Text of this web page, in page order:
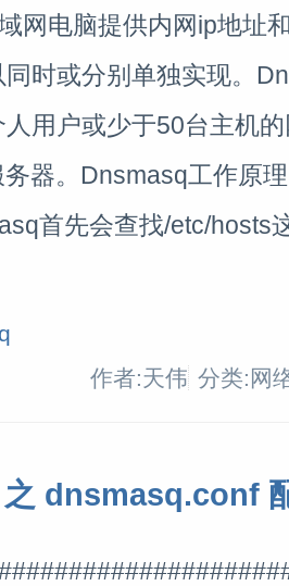
网电脑提供内网ip地址
时或分别单独实现。
用户或少于50台主机
务器。Dnsmasq工作原
首先会查找/etc/hosts
作者:天伟 分类:网
dnsmasq.conf